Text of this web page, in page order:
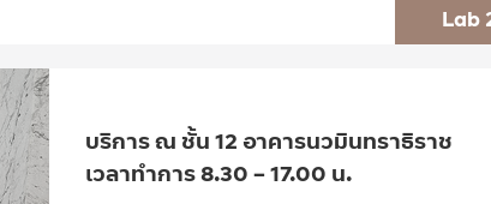
Lab
บริการ ณ ชั้น 12 อาคารนวมินทราธิราช
เวลาทำการ 8.30 – 17.00 น.